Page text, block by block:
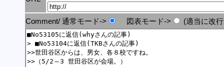
Comment/ 通常モード-> 図表モード-> (適当に改